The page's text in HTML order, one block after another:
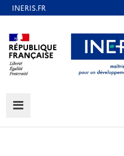
au
contenu
principal
Aller au contenu
Aller au pied de page
MENU